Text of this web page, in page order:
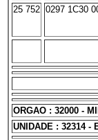
25 752 0297 1C30
ORGAO : 32000 -
UNIDADE : 32314 -